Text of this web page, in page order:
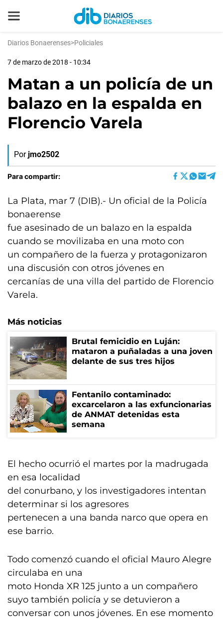
Diarios Bonaerenses>Policiales
7 de marzo de 2018 - 10:34
Matan a un policía de un
balazo en la espalda en
Florencio Varela
Por jmo2502
Para compartir:
La Plata, mar 7 (DIB).- Un oficial de la Policía
bonaerense
fue asesinado de un balazo en la espalda
cuando se movilizaba en una moto con
un compañero de la fuerza y protagonizaron
una discusión con otros jóvenes en
cercanías de una villa del partido de Florencio
Varela.
Más noticias
Brutal femicidio en Luján:
mataron a puñaladas a una joven
delante de sus tres hijos
Fentanilo contaminado:
excarcelaron a las exfuncionarias
de ANMAT detenidas esta
semana
El hecho ocurrió el martes por la madrugada
en esa localidad
del conurbano, y los investigadores intentan
determinar si los agresores
pertenecen a una banda narco que opera en
ese barrio.
Todo comenzó cuando el oficial Mauro Alegre
circulaba en una
moto Honda XR 125 junto a un compañero
suyo también policía y se detuvieron a
conversar con unos jóvenes. En ese momento